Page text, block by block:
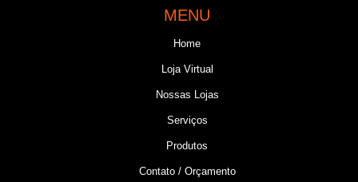
MENU
Home
Loja Virtual
Nossas Lojas
Serviços
Produtos
Contato / Orçamento